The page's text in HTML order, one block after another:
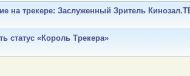
на трекере: Заслуженный Зритель
статус «Король Трекера»